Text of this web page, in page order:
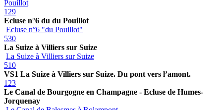
Pouillot
129
Ecluse n°6 du du Pouillot
Ecluse n°6 "du Pouillot"
530
La Suize à Villiers sur Suize
La Suize à Villiers sur Suize
510
VS1 La Suize à Villiers sur Suize. Du pont vers l’amont.
123
Le Canal de Bourgogne en Champagne - Ecluse de Humes-
Jorquenay